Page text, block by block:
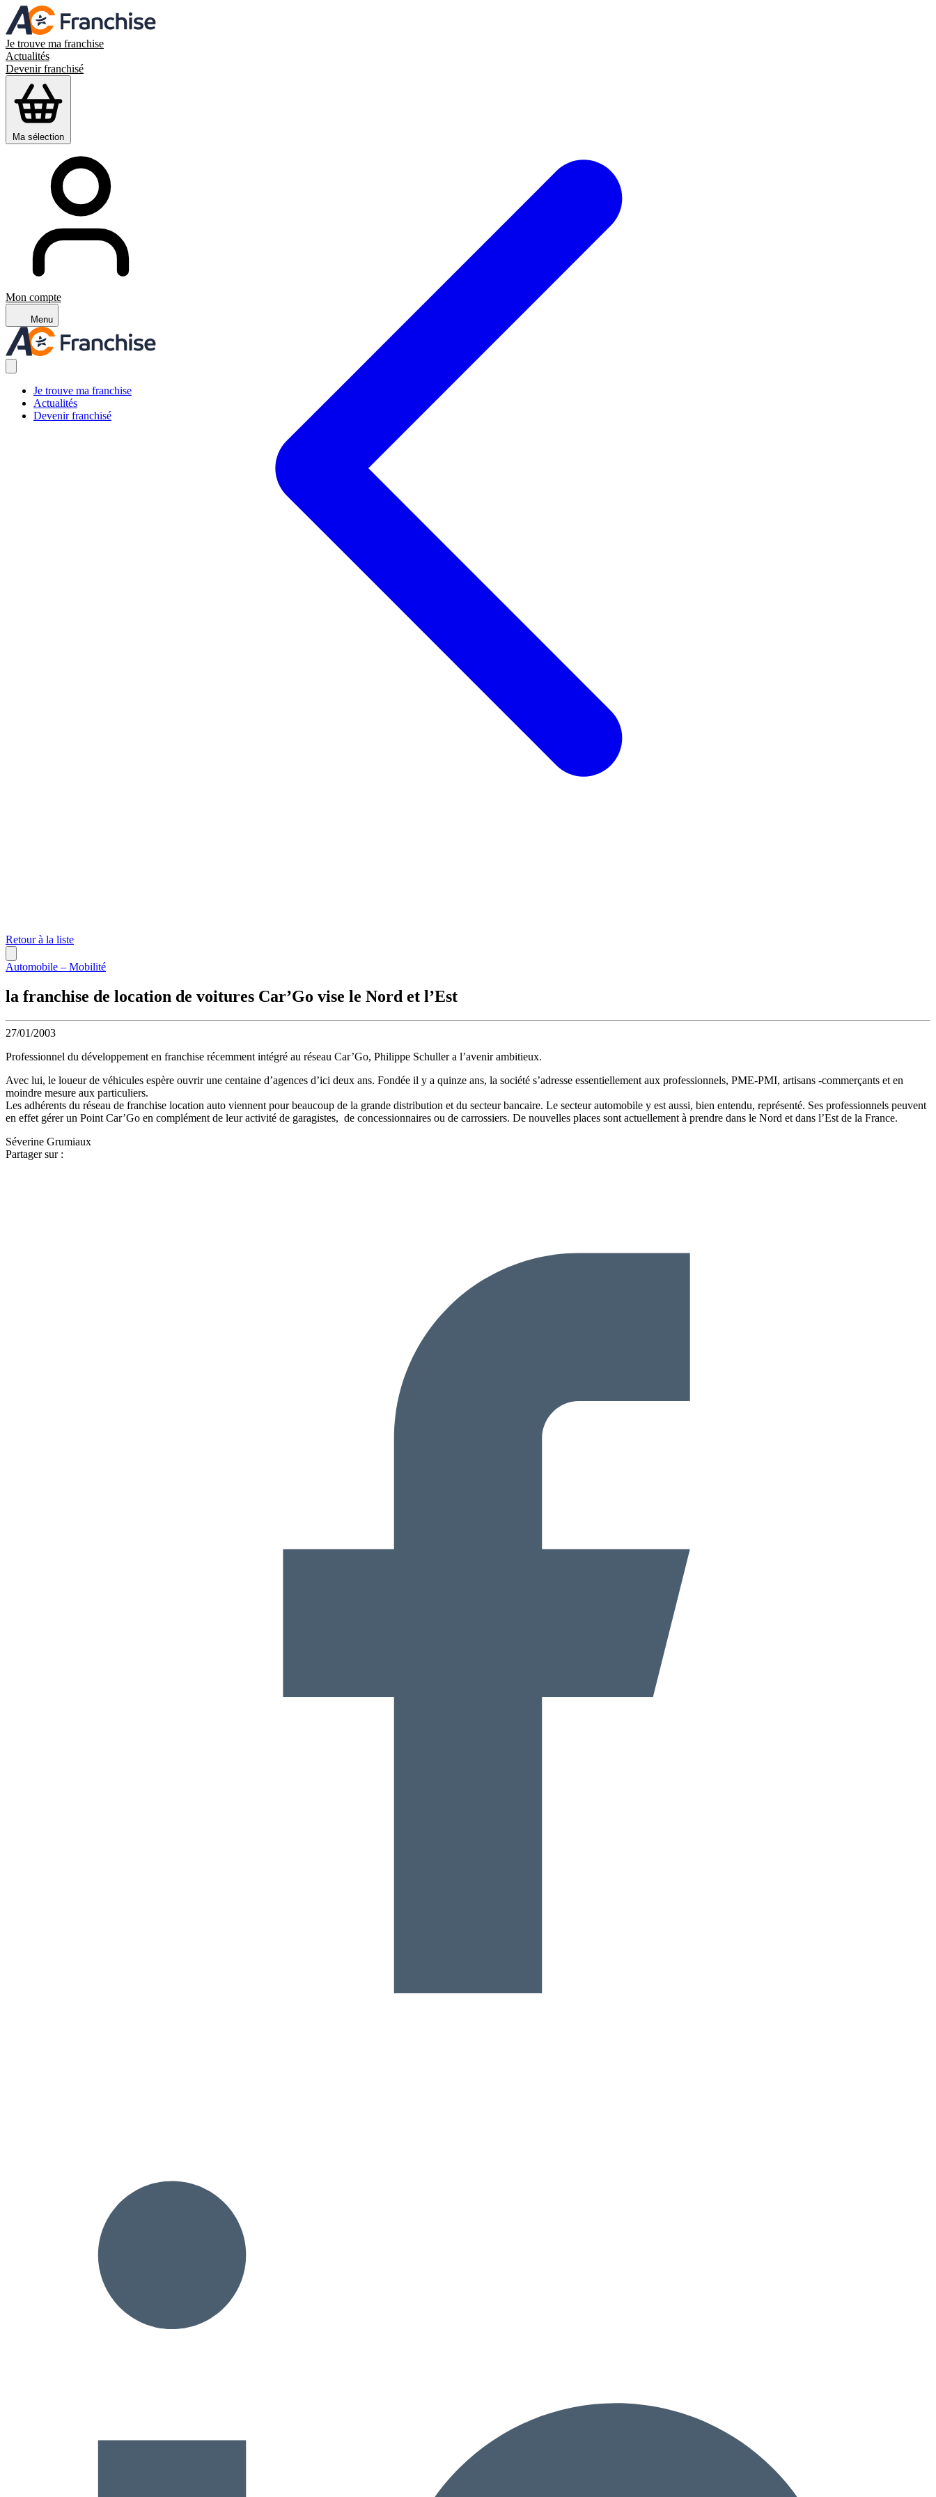
Je trouve ma franchise
Actualités
Devenir franchisé
Ma sélection
Mon compte
Menu
Je trouve ma franchise
Actualités
Devenir franchisé
Retour à la liste
Automobile – Mobilité
la franchise de location de voitures Car’Go vise le Nord et l’Est
27/01/2003
Professionnel du développement en franchise récemment intégré au réseau Car’Go, Philippe Schuller a l’avenir ambitieux.
Avec lui, le loueur de véhicules espère ouvrir une centaine d’agences d’ici deux ans. Fondée il y a quinze ans, la société s’adresse essentiellement aux professionnels, PME-PMI, artisans -commerçants et en
moindre mesure aux particuliers.
Les adhérents du réseau de franchise location auto viennent pour beaucoup de la grande distribution et du secteur bancaire. Le secteur automobile y est aussi, bien entendu, représenté. Ses professionnels peuvent
en effet gérer un Point Car’Go en complément de leur activité de garagistes, de concessionnaires ou de carrossiers. De nouvelles places sont actuellement à prendre dans le Nord et dans l’Est de la France.
Séverine Grumiaux
Partager sur :